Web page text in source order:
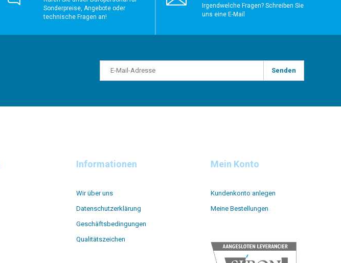
Sonderpreise, Angebote oder
technische Fragen an!
Irgendwelche Fragen? Schreiben Sie
uns eine E-Mail
Senden
Informationen
Wir über uns
Datenschutzerklärung
Geschäftsbedingungen
Qualitätszeichen
Mein Konto
Kundenkonto anlegen
Meine Bestellungen